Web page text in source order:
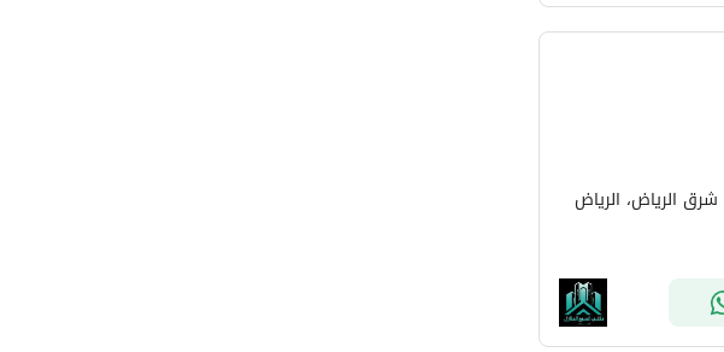
الرياض، الرياض